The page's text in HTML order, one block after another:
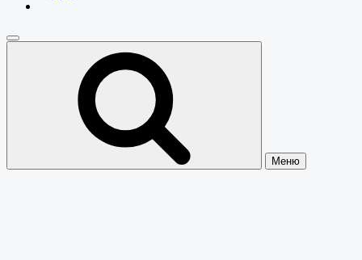
Меню